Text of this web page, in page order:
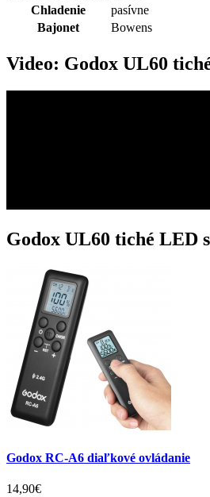
Chladenie
pasívne
Bajonet
Bowens
Video: Godox UL60
Godox UL60 tiché LED
Godox RC-A6 diaľkové ovládanie
14,90€